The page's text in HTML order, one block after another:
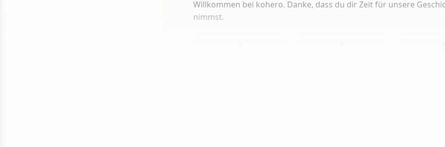
Willkommen bei kohero. Danke, dass du dir Zeit für unsere
nimmst.